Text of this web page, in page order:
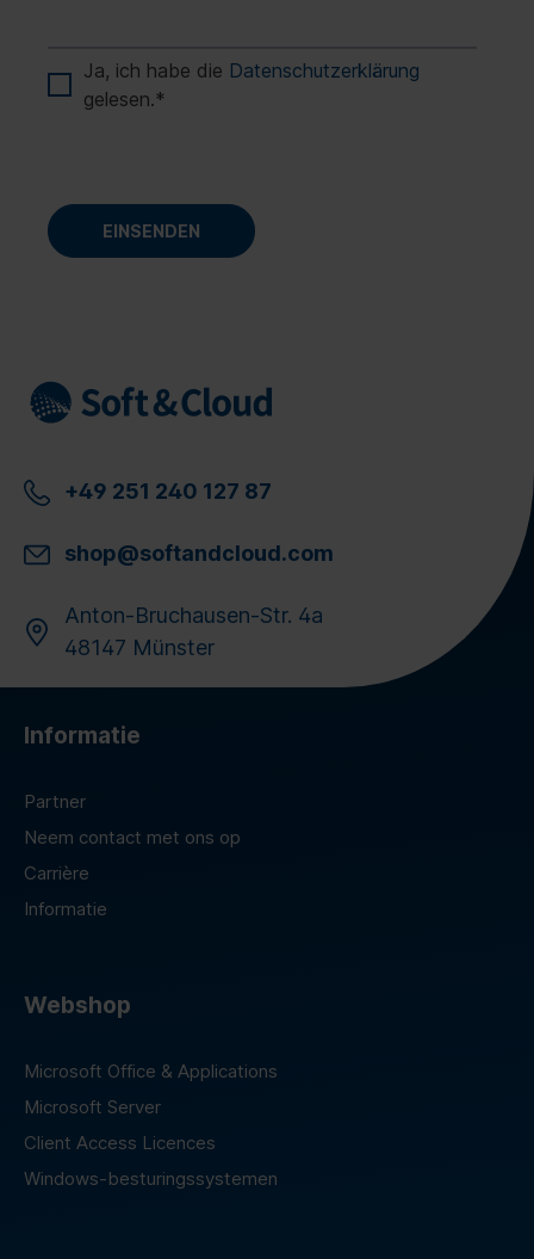
Ja, ich habe die Datenschutzerklärung
gelesen.*
+49 251 240 127 87
shop@softandcloud.com
Anton-Bruchausen-Str. 4a
48147 Münster
Informatie
Partner
Neem contact met ons op
Carrière
Informatie
Webshop
Microsoft Office & Applications
Microsoft Server
Client Access Licences
Windows-besturingssystemen